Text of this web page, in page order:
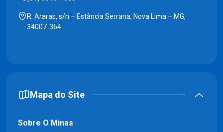
R. Araras, s/n – Estância Serrana, Nova Lima – MG,
34007-364
Mapa do Site
Sobre O Minas